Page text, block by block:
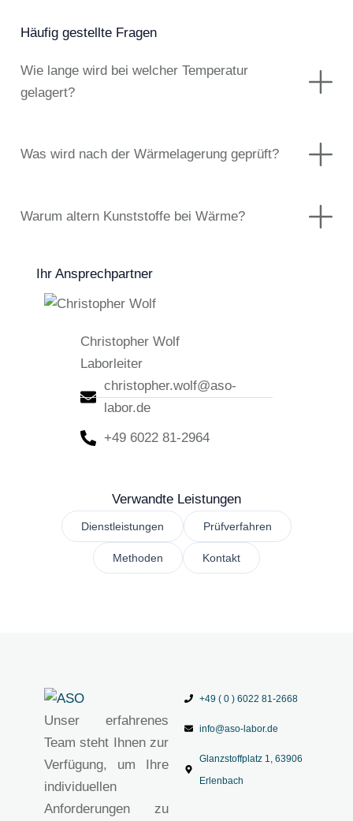
Häufig gestellte Fragen
Wie lange wird bei welcher Temperatur
gelagert?
Was wird nach der Wärmelagerung geprüft?
Warum altern Kunststoffe bei Wärme?
Ihr Ansprechpartner
Christopher Wolf
Laborleiter
christopher.wolf@aso-
labor.de
+49 6022 81-2964
Verwandte Leistungen
Dienstleistungen Prüfverfahren
Methoden Kontakt
Unser erfahrenes
Team steht Ihnen zur
Verfügung, um Ihre
individuellen
Anforderungen zu
+49 ( 0 ) 6022 81-2668
info@aso-labor.de
Glanzstoffplatz 1, 63906
Erlenbach